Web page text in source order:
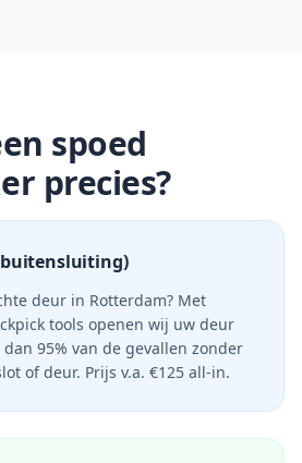
spoed
precies?
deur in Rotterdam? Met
tools openen wij uw deur
95% van de gevallen zonder
of deur. Prijs v.a. €125 all-in.